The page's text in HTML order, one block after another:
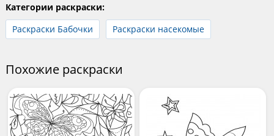
Категории раскраски:
Раскраски Бабочки
Раскраски насекомые
Похожие раскраски